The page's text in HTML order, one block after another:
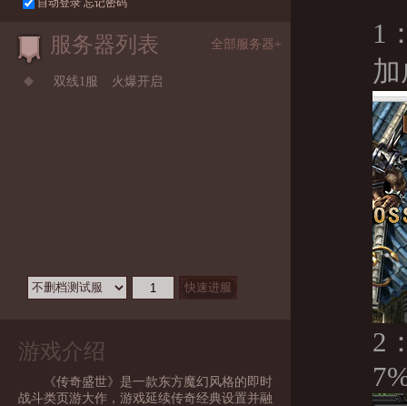
自动登录 忘记密码
服务器列表 全部服务器+
双线1服 火爆开启
游戏介绍
《传奇盛世》是一款东方魔幻风格的即时
战斗类页游大作，游戏延续传奇经典设置并融
1
2